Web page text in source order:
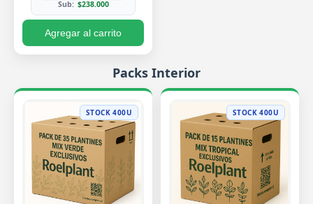
Sub: $238.000
Agregar al carrito
Packs Interior
STOCK 400U STOCK 400U